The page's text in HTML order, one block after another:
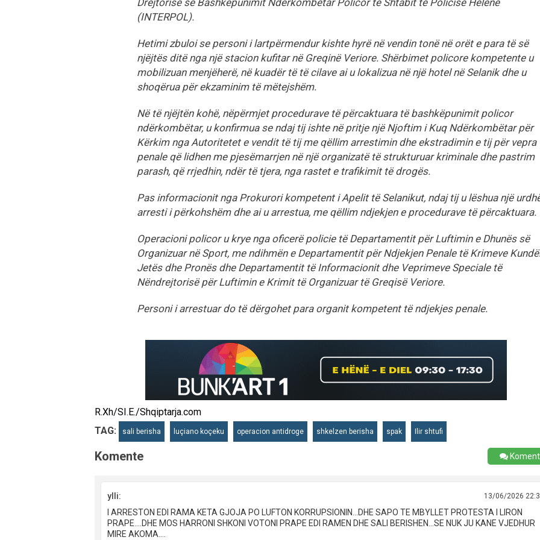
Drejtorisë së Bashkëpunimit Ndërkombëtar Policor të Shtabit të Policisë Helene
(INTERPOL).
Hetimi zbuloi se personi i lartpërmendur kishte hyrë në vendin tonë në orët e para të së
njëjtës ditë nga një stacion kufitar në Greqinë Veriore. Shërbimet policore kompetente u
mobilizuan menjëherë, në kuadër të të cilave ai u lokalizua në një hotel në Selanik dhe u
shoqërua për ekzaminim të mëtejshëm.
Në të njëjtën kohë, nëpërmjet procedurave të përcaktuara të bashkëpunimit policor
ndërkombëtar, u konfirmua se ndaj tij ishte në pritje një Njoftim i Kuq Ndërkombëtar për
Kërkim nga Autoritetet e vendit të tij me qëllim arrestimin dhe ekstradimin e tij për vepra
penale që lidhen me pjesëmarrjen në një organizatë të strukturuar kriminale dhe pastrim
parash, që rrjedhin, ndër të tjera, nga rastet e trafikimit të drogës.
Pas informacionit nga Prokurori kompetent i Apelit të Selanikut, ndaj tij u lëshua një
arresti i përkohshëm dhe ai u arrestua, me qëllim ndjekjen e procedurave të përcaktuara.
Operacioni policor u krye nga oficerë policie të Departamentit për Luftimin e Dhunës së
Organizuar në Sport, me ndihmën e Departamentit për Ndjekjen Penale të Krimeve
Jetës dhe Pronës dhe Departamentit të Informacionit dhe Veprimeve Speciale të
Nëndrejtorisë për Luftimin e Krimit të Organizuar të Greqisë Veriore.
Personi i arrestuar do të dërgohet para organit kompetent të ndjekjes penale.
R.Xh/SI.E./Shqiptarja.com
TAG:
sali berisha luçiano koçeku operacion antidroge shkelzen berisha spak Ilir shtufi
Komente
ylli: 13/06/2026
I ARRESTON EDI RAMA KETA GJOJA PO LUFTON KORRUPSIONIN...DHE SAPO TE MBYLLET PROTESTA I LIRON
PRAPE....DHE MOS HARRONI SHKONI VOTONI PRAPE EDI RAMEN DHE SALI BERISHEN...SE NUK JU KANE VJEDHUR
MIRE AKOMA....